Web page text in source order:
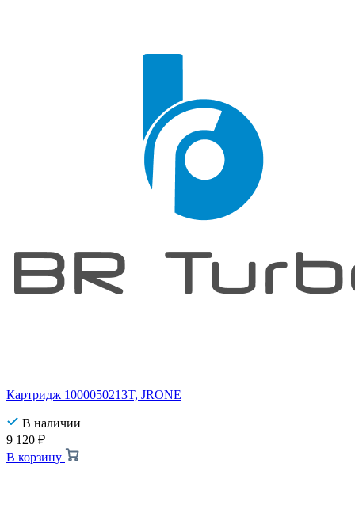
Картридж 1000050213T, JRONE
В наличии
9 120 ₽
В корзину